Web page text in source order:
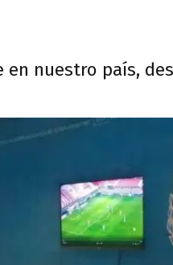
en nuestro país,